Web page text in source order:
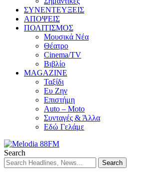
ΣΥΝΕΝΤΕΥΞΕΙΣ
ΑΠΟΨΕΙΣ
ΠΟΛΙΤΙΣΜΟΣ
Μουσικά Νέα
Θέατρο
Cinema/TV
Βιβλίο
MAGAZINE
Ταξίδι
Ευ Ζην
Επιστήμη
Auto – Moto
Συνταγές & Άλλα
Εδώ Γελάμε
Search